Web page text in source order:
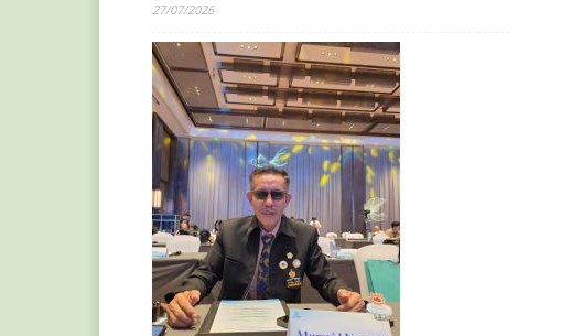
27/07/2026